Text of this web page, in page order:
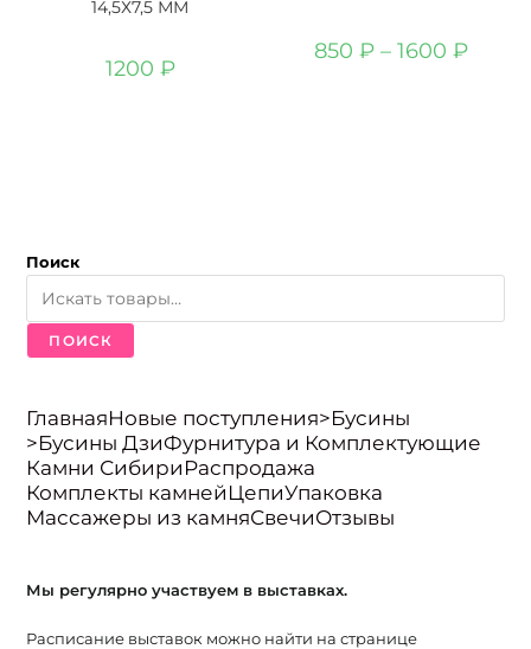
14,5Х7,5 ММ
1200 ₽
850 ₽ – 1600 ₽
Поиск
ПОИСК
ГлавнаяНовые поступления>Бусины
>Бусины ДзиФурнитура и Комплектующие
Камни Сибири Распродажа
Комплекты камней ЦепиУпаковка
Массажеры из камняСвечиОтзывы
Мы регулярно участвуем в выставках.
Расписание выставок можно найти на странице